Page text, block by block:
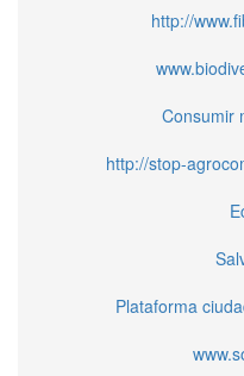
http://
Consumir
http://stop-
Plataforma